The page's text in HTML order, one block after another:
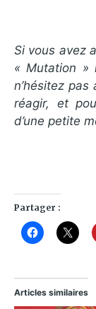
Si vous avez
« Mutation »
n’hésitez
réagir, et
d’une petite
Partager :
Articles similaires